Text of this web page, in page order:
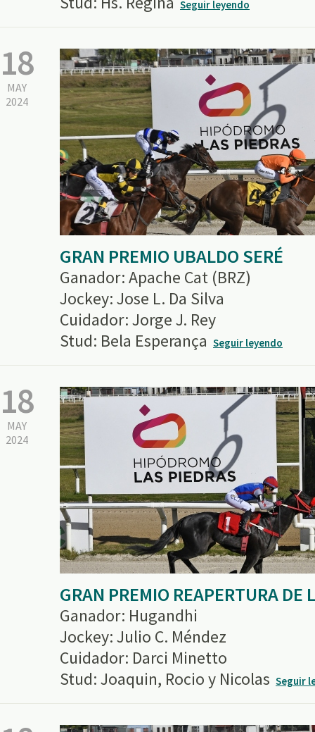
Seguir leyendo
18
MAY
2024
GRAN PREMIO UBALDO SERÉ
Ganador: Apache Cat (BRZ)
Jockey: Jose L. Da Silva
Cuidador: Jorge J. Rey
Stud: Bela Esperança Seguir leyendo
18
MAY
2024
GRAN PREMIO REAPERTURA DE
Ganador: Hugandhi
Jockey: Julio C. Méndez
Cuidador: Darci Minetto
Stud: Joaquin, Rocio y Nicolas Seguir